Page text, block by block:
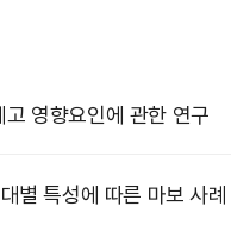
영향요인에 관한 연구
별 특성에 따른 마보 사